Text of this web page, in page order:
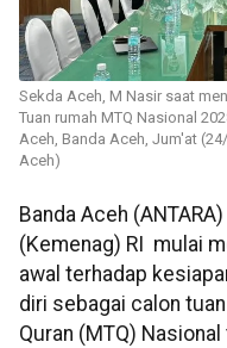
Sekda Aceh, M Nasir saat
Tuan rumah MTQ Nasional
Aceh, Banda Aceh, Jum'at
Aceh)
Banda Aceh
(Kemenag) RI mulai
awal terhadap
diri sebagai calon
Quran (MTQ)